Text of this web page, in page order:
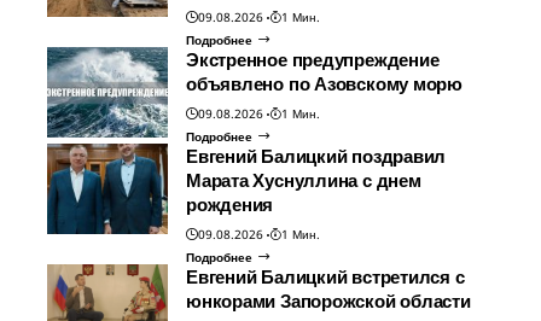
09.08.2026
1 Мин.
Подробнее
Экстренное предупреждение
объявлено по Азовскому морю
09.08.2026
1 Мин.
Подробнее
Евгений Балицкий поздравил
Марата Хуснуллина с днем
рождения
09.08.2026
1 Мин.
Подробнее
Евгений Балицкий встретился с
юнкорами Запорожской области